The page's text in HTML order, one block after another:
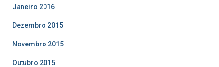
Janeiro 2016
Dezembro 2015
Novembro 2015
Outubro 2015